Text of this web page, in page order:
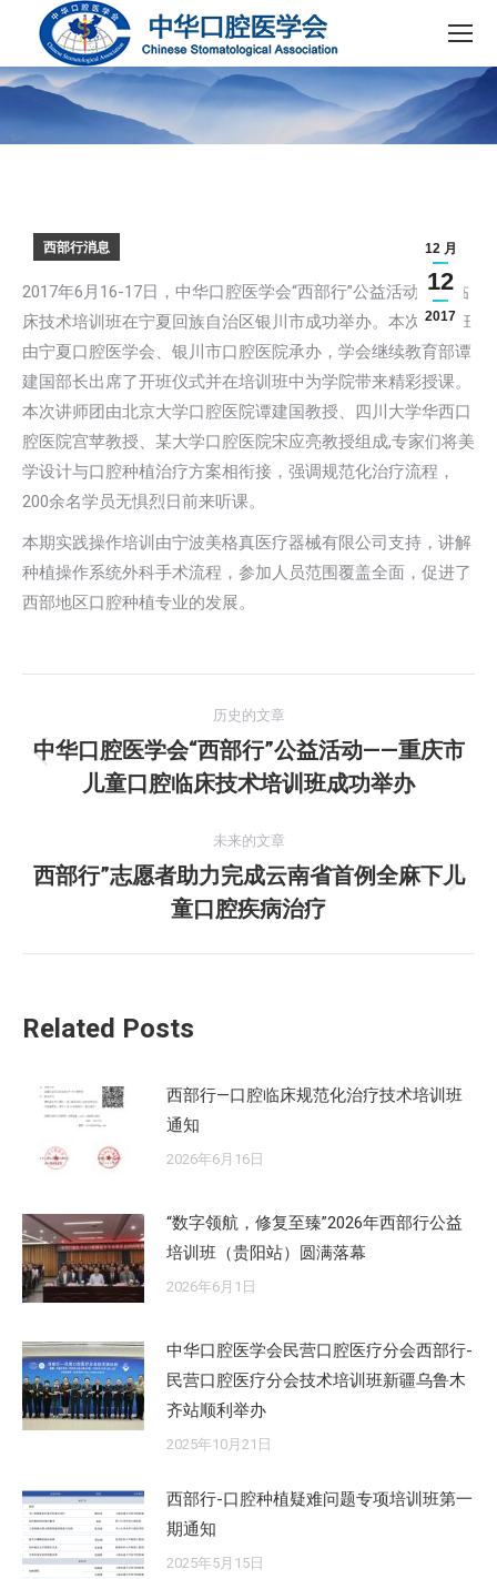
您在这里：
12 月
12
2017
西部行消息
2017年6月16-17日，中华口腔医学会“西部行”公益活动种植临
床技术培训班在宁夏回族自治区银川市成功举办。本次培训班
由宁夏口腔医学会、银川市口腔医院承办，学会继续教育部谭
建国部长出席了开班仪式并在培训班中为学院带来精彩授课。
本次讲师团由北京大学口腔医院谭建国教授、四川大学华西口
腔医院宫苹教授、某大学口腔医院宋应亮教授组成,专家们将美
学设计与口腔种植治疗方案相衔接，强调规范化治疗流程，
200余名学员无惧烈日前来听课。
本期实践操作培训由宁波美格真医疗器械有限公司支持，讲解
种植操作系统外科手术流程，参加人员范围覆盖全面，促进了
西部地区口腔种植专业的发展。
章
历史的文章
历
史
文
章：
中华口腔医学会“西部行”公益活动——重庆市
儿童口腔临床技术培训班成功举办
未来的文章
未
来
的
西部行”志愿者助力完成云南省首例全麻下儿
童口腔疾病治疗
Related Posts
西部行—口腔临床规范化治疗技术培训班
通知
2026年6月16日
“数字领航，修复至臻”2026年西部行公益
培训班（贵阳站）圆满落幕
2026年6月1日
中华口腔医学会民营口腔医疗分会西部行-
民营口腔医疗分会技术培训班新疆乌鲁木
齐站顺利举办
2025年10月21日
西部行-口腔种植疑难问题专项培训班第一
期通知
2025年5月15日